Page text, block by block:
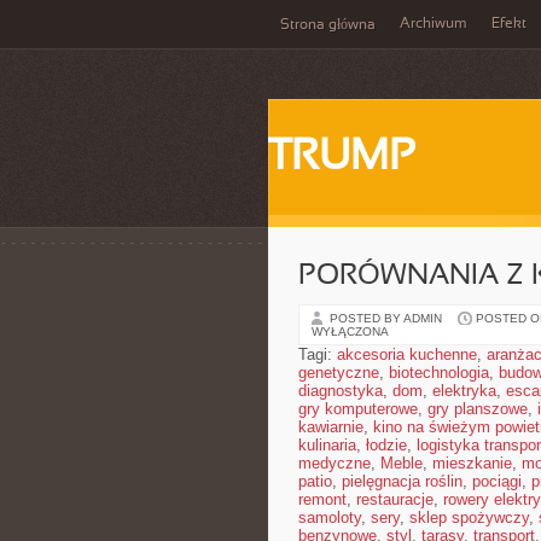
Strona główna Archiwum Efekt
TRUMP
PORÓWNANIA Z
POSTED BY ADMIN POSTED
WYŁĄCZONA
Tagi: akcesoria kuchenne,
genetyczne, biotechnologia,
diagnostyka, dom, elektryka,
gry komputerowe, gry planszowe,
kawiarnie, kino na świeżym
kulinaria, łodzie, logistyka
medyczne, Meble, mieszkanie,
patio, pielęgnacja roślin, pociągi,
remont, restauracje, rowery
samoloty, sery, sklep spożywczy,
benzynowe, styl , tarasy, transport,